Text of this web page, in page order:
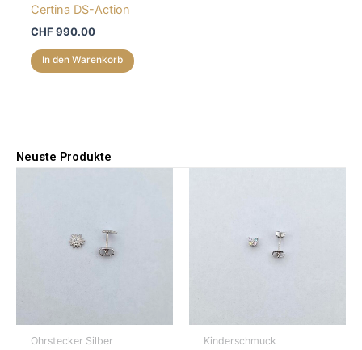
Certina DS-Action
CHF990.00
In den Warenkorb
Neuste Produkte
Ohrstecker Silber Kinderschmuck